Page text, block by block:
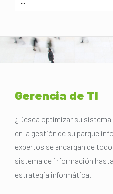
Gerencia de TI
¿Desea optimizar su
en la gestión de su parque
expertos se encargan de
sistema de información
estrategia informática.